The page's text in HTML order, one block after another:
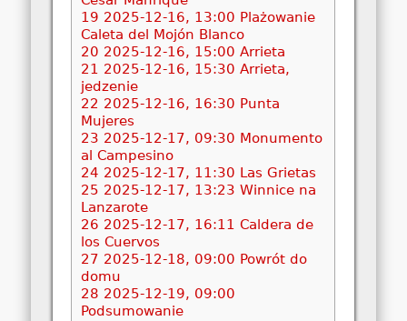
19 2025-12-16, 13:00 Plażowanie
Caleta del Mojón Blanco
20 2025-12-16, 15:00 Arrieta
21 2025-12-16, 15:30 Arrieta,
jedzenie
22 2025-12-16, 16:30 Punta
Mujeres
23 2025-12-17, 09:30 Monumento
al Campesino
24 2025-12-17, 11:30 Las Grietas
25 2025-12-17, 13:23 Winnice na
Lanzarote
26 2025-12-17, 16:11 Caldera de
los Cuervos
27 2025-12-18, 09:00 Powrót do
domu
28 2025-12-19, 09:00
Podsumowanie